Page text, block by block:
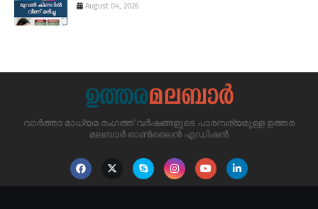
August 04, 2026
വാർത്താ മാധ്യമ രംഗത്ത് വർഷങ്ങളുടെ പാരമ്പര്യമുള്ള ഉത്തര
മലബാർ ഓൺലൈൻ എഡിഷൻ